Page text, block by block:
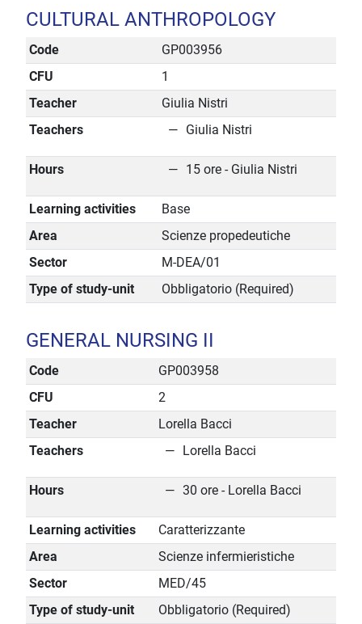
CULTURAL ANTHROPOLOGY
Code
GP003956
CFU
1
Teacher
Giulia Nistri
Teachers
Giulia Nistri
Hours 15 ore - Giulia Nistri
Learning activities
Base
Area
Scienze propedeutiche
Sector
M-DEA/01
Type of study-unit
Obbligatorio (Required)
GENERAL NURSING II
Code
GP003958
CFU
2
Teacher
Lorella Bacci
Teachers
Lorella Bacci
Hours 30 ore - Lorella Bacci
Learning activities
Caratterizzante
Area
Scienze infermieristiche
Sector
MED/45
Type of study-unit
Obbligatorio (Required)